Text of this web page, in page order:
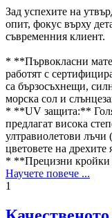
Зад успехите на
опит, фокус върху
съвременния клиент.
* **Първокласни
работят с
са бързосъхнещи,
морска сол и
* **UV защита:**
предлагат висока
ултравиолетови лъчи
цветовете на дрехите
* **Прецизни кройки
Научете повече ...
1